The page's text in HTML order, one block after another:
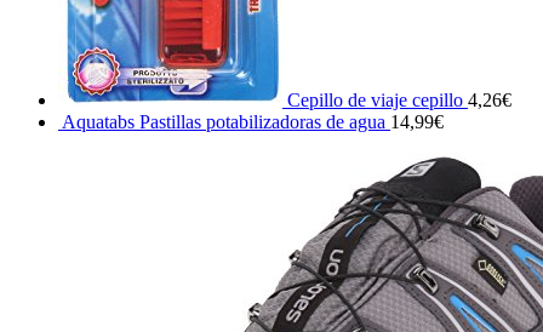
Cepillo de viaje cepillo 4,26€
Aquatabs Pastillas potabilizadoras de agua 14,99€